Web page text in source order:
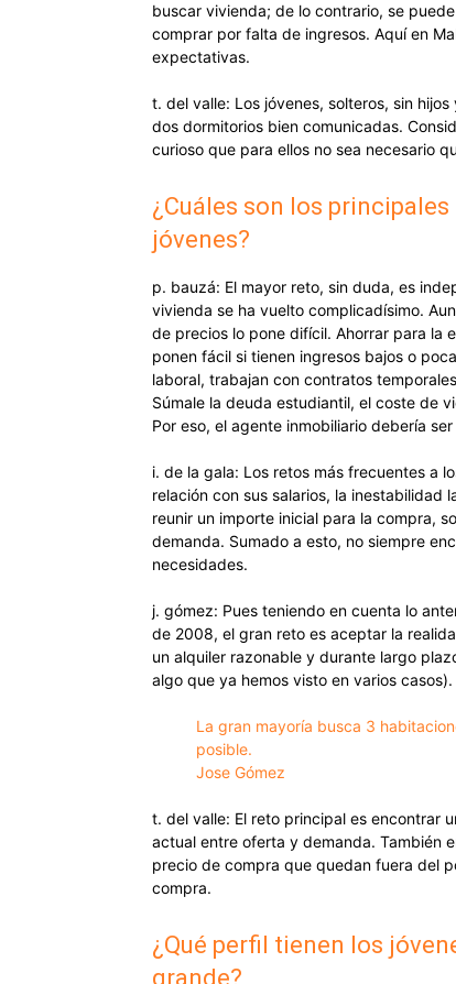
buscar vivienda; de lo contrario, se
comprar por falta de ingresos. Aquí en
expectativas.
t. del valle: Los jóvenes, solteros, sin
dos dormitorios bien comunicadas.
curioso que para ellos no sea necesario
¿Cuáles son los
jóvenes?
p. bauzá: El mayor reto, sin duda, es
vivienda se ha vuelto complicadísimo.
de precios lo pone difícil. Ahorrar para la
ponen fácil si tienen ingresos bajos o
laboral, trabajan con contratos
Súmale la deuda estudiantil, el coste de
Por eso, el agente inmobiliario debería
i. de la gala: Los retos más frecuentes a
relación con sus salarios, la
reunir un importe inicial para la compra,
demanda. Sumado a esto, no siempre
necesidades.
j. gómez: Pues teniendo en cuenta lo
de 2008, el gran reto es aceptar la
un alquiler razonable y durante largo
algo que ya hemos visto en varios casos).
La gran mayoría busca 3
posible.
Jose Gómez
t. del valle: El reto principal es encontrar
actual entre oferta y demanda. También
precio de compra que quedan fuera del
compra.
¿Qué perfil tienen los
grande?